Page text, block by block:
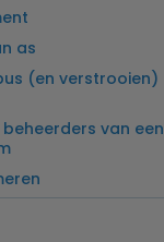
as
(en verstrooien)
van een